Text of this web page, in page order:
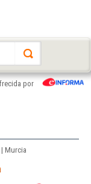
por
Murcia